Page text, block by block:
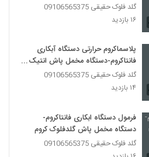
گلد فلوک حقیقی 09106565375
۱۶ بازدید
پلاسماکروم حرارتی دستگاه آبکاری
فانتاکروم-دستگاه مخمل پاش انتیک
کروم
گلد فلوک حقیقی 09106565375
۱۴ بازدید
فرمول دستگاه ابکاری فانتاکروم-
دستگاه مخمل پاش گلدفلوک کروم
گلد فلوک حقیقی 09106565375